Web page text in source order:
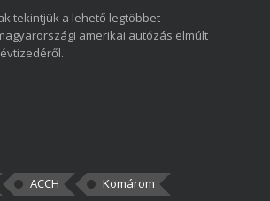
tekintjük a lehető legtöbbet
amerikai autózás elmúlt
ACCH Komárom